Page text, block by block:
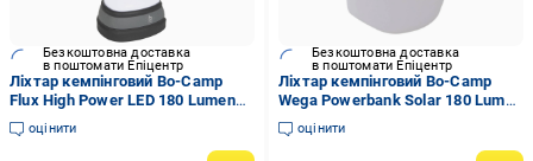
Безкоштовна доставка
в поштомати Епіцентр
Ліхтар кемпінговий Bo-Camp
Flux High Power LED 180 Lumen
Black/Anthracite (5818895)
оцінити
Безкоштовна доставка
в поштомати Епіцентр
Ліхтар кемпінговий Bo-Camp
Wega Powerbank Solar 180 Lumen
White/Grey/Black (5818735)
оцінити